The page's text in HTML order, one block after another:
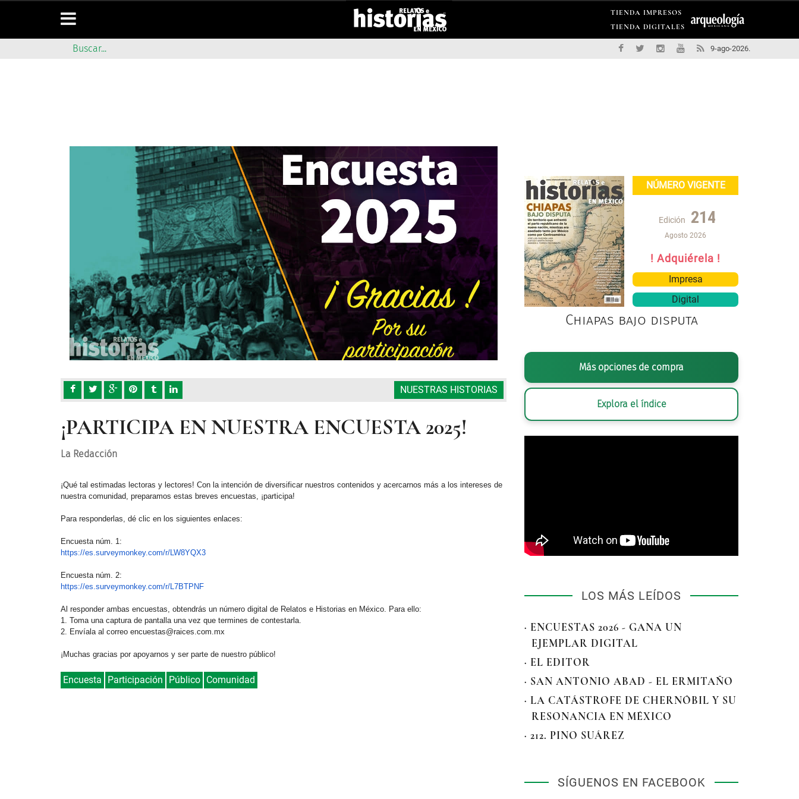
TIENDA IMPRESOS
TIENDA DIGITALES
9-ago-2026.
NUESTRAS HISTORIAS
¡PARTICIPA EN NUESTRA ENCUESTA 2025!
La Redacción
¡Qué tal estimadas lectoras y lectores! Con la intención de diversificar nuestros contenidos y acercarnos más a los intereses de
nuestra comunidad, preparamos estas breves encuestas, ¡participa!
Para responderlas, dé clic en los siguientes enlaces:
Encuesta núm. 1:
https://es.surveymonkey.com/r/LW8YQX3
Encuesta núm. 2:
https://es.surveymonkey.com/r/L7BTPNF
Al responder ambas encuestas, obtendrás un número digital de Relatos e Historias en México. Para ello:
1. Toma una captura de pantalla una vez que termines de contestarla.
2. Envíala al correo encuestas@raices.com.mx
¡Muchas gracias por apoyarnos y ser parte de nuestro público!
Encuesta Participación Público Comunidad
NÚMERO VIGENTE
Edición 214
Agosto 2026
! Adquiérela !
Impresa
Digital
Chiapas bajo disputa
Más opciones de compra
Explora el índice
LOS MÁS LEÍDOS
· ENCUESTAS 2026 - GANA UN
EJEMPLAR DIGITAL
· EL EDITOR
· SAN ANTONIO ABAD - EL ERMITAÑO
· LA CATÁSTROFE DE CHERNÓBIL Y SU
RESONANCIA EN MÉXICO
· 212. PINO SUÁREZ
SÍGUENOS EN FACEBOOK